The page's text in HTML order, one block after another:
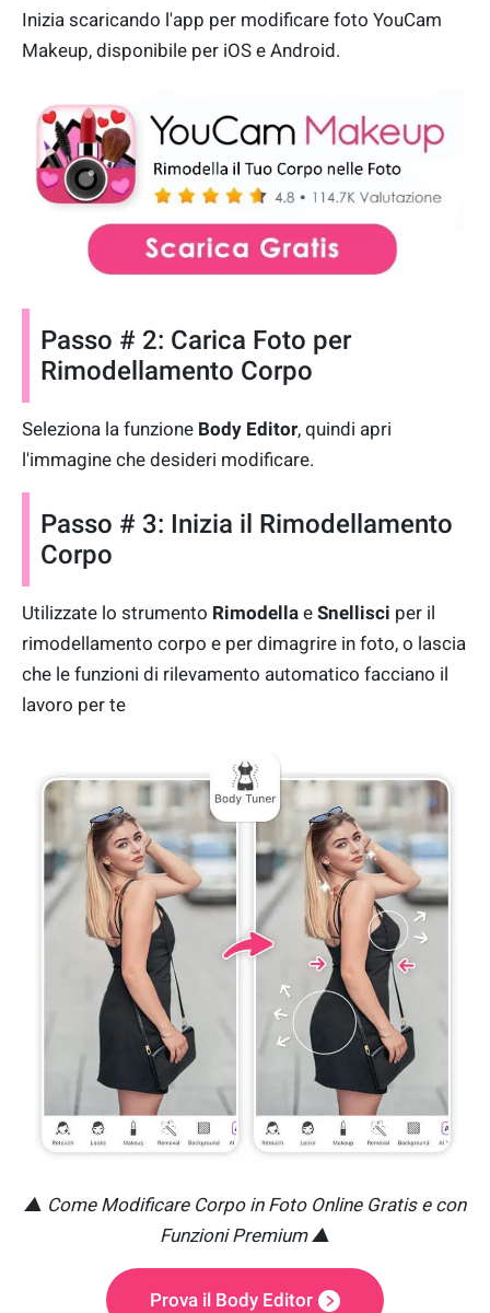
Inizia scaricando l'app per modificare foto YouCam
Makeup, disponibile per iOS e Android.
Passo # 2: Carica Foto per
Rimodellamento Corpo
Seleziona la funzione Body Editor, quindi apri
l'immagine che desideri modificare.
Passo # 3: Inizia il Rimodellamento
Corpo
Utilizzate lo strumento Rimodella e Snellisci per il
rimodellamento corpo e per dimagrire in foto, o lascia
che le funzioni di rilevamento automatico facciano il
lavoro per te
▲ Come Modificare Corpo in Foto Online Gratis e con
Funzioni Premium ▲
Prova il Body Editor